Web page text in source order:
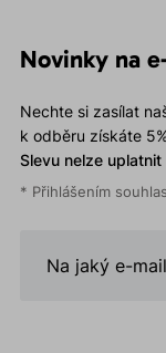
Novinky na
Nechte si zasílat
k odběru získáte
Slevu nelze uplatnit
* Přihlášením